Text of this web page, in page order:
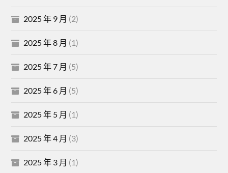
2025 年 9 月 (2)
2025 年 8 月 (1)
2025 年 7 月 (5)
2025 年 6 月 (5)
2025 年 5 月 (1)
2025 年 4 月 (3)
2025 年 3 月 (1)